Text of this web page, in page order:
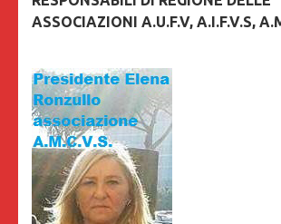
ASSOCIAZIONI A.U.F.V, A.I.F.V.S,